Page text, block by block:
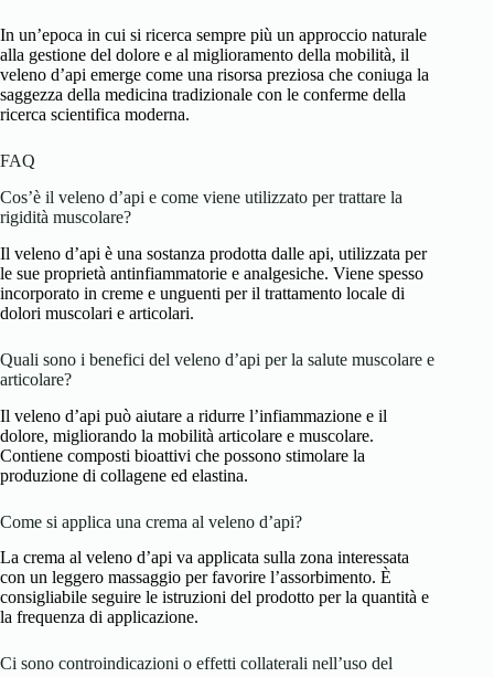
In un’epoca in cui si ricerca sempre più un approccio naturale
alla gestione del dolore e al miglioramento della mobilità, il
veleno d’api emerge come una risorsa preziosa che coniuga la
saggezza della medicina tradizionale con le conferme della
ricerca scientifica moderna.
FAQ
Cos’è il veleno d’api e come viene utilizzato per trattare la
rigidità muscolare?
Il veleno d’api è una sostanza prodotta dalle api, utilizzata per
le sue proprietà antinfiammatorie e analgesiche. Viene spesso
incorporato in creme e unguenti per il trattamento locale di
dolori muscolari e articolari.
Quali sono i benefici del veleno d’api per la salute muscolare e
articolare?
Il veleno d’api può aiutare a ridurre l’infiammazione e il
dolore, migliorando la mobilità articolare e muscolare.
Contiene composti bioattivi che possono stimolare la
produzione di collagene ed elastina.
Come si applica una crema al veleno d’api?
La crema al veleno d’api va applicata sulla zona interessata
con un leggero massaggio per favorire l’assorbimento. È
consigliabile seguire le istruzioni del prodotto per la quantità e
la frequenza di applicazione.
Ci sono controindicazioni o effetti collaterali nell’uso del